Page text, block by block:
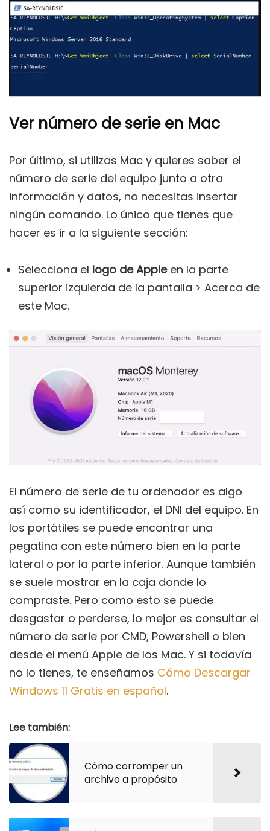
Ver número de serie en Mac
Por último, si utilizas Mac y quieres saber el
número de serie del equipo junto a otra
información y datos, no necesitas insertar
ningún comando. Lo único que tienes que
hacer es ir a la siguiente sección:
Selecciona el logo de Apple en la parte
superior izquierda de la pantalla > Acerca de
este Mac.
El número de serie de tu ordenador es algo
así como su identificador, el DNI del equipo. En
los portátiles se puede encontrar una
pegatina con este número bien en la parte
lateral o por la parte inferior. Aunque también
se suele mostrar en la caja donde lo
compraste. Pero como esto se puede
desgastar o perderse, lo mejor es consultar el
número de serie por CMD, Powershell o bien
desde el menú Apple de los Mac. Y si todavía
no lo tienes, te enseñamos Cómo Descargar
Windows 11 Gratis en español.
Lee también:
Cómo corromper un
archivo a propósito